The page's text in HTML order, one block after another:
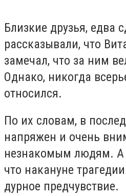
Близкие друзья, едва
рассказывали, что
замечал, что за ним
Однако, никогда
относился.
По их словам, в
напряжен и очень
незнакомым людям. А
что накануне
дурное предчувствие.